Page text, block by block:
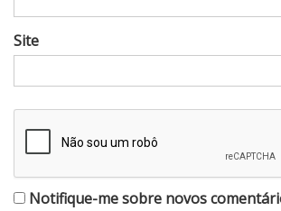
Site
Notifique-me sobre novos